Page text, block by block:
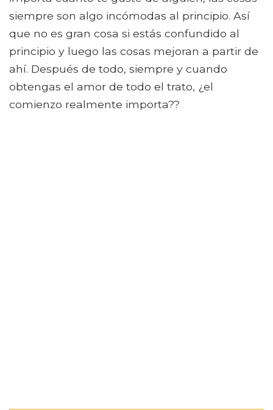
siempre son algo incómodas al principio. Así
que no es gran cosa si estás confundido al
principio y luego las cosas mejoran a partir de
ahí. Después de todo, siempre y cuando
obtengas el amor de todo el trato, ¿el
comienzo realmente importa??